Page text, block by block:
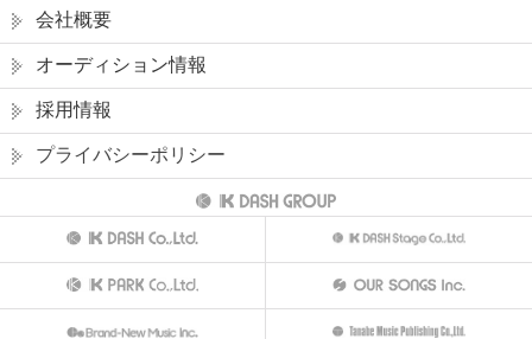
会社概要
オーディション情報
採用情報
プライバシーポリシー